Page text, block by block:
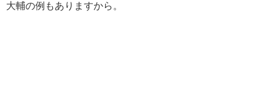
大輔の例もありますから。